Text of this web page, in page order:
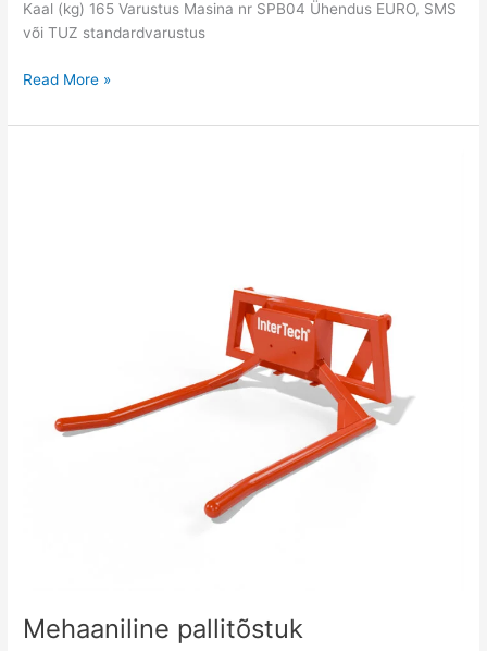
Kaal (kg) 165 Varustus Masina nr SPB04 Ühendus EURO, SMS
või TUZ standardvarustus
Read More »
Mehaaniline pallitõstuk